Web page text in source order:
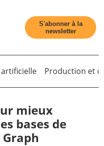
S'abonner à la
newsletter
Production et
mieux
bases de